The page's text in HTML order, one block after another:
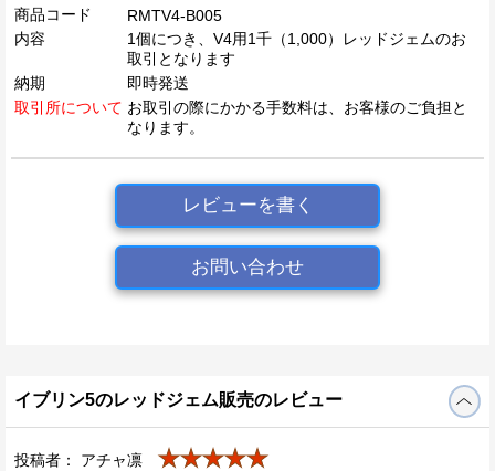
商品コード
RMTV4-B005
内容
1個につき、V4用1千（1,000）レッドジェムのお
取引となります
納期
即時発送
取引所について お取引の際にかかる手数料は、お客様のご負担と
なります。
レビューを書く
お問い合わせ
イブリン5のレッドジェム販売のレビュー
投稿者： アチャ凛 ★★★★★